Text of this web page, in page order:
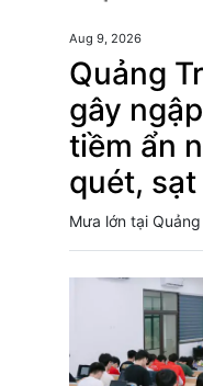
Aug 9, 2026
Quảng
gây
tiềm ẩn
quét,